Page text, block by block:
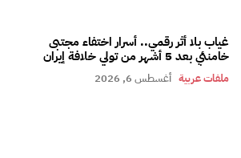
غياب بلا أثر رقمي.. أسرار اختفاء مجتبى
خامنئي بعد 5 أشهر من تولي خلافة إيران
ملفات عربية أغسطس 6, 2026